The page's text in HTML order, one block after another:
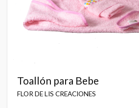
Toallón para Bebe
FLOR DE LIS CREACIONES